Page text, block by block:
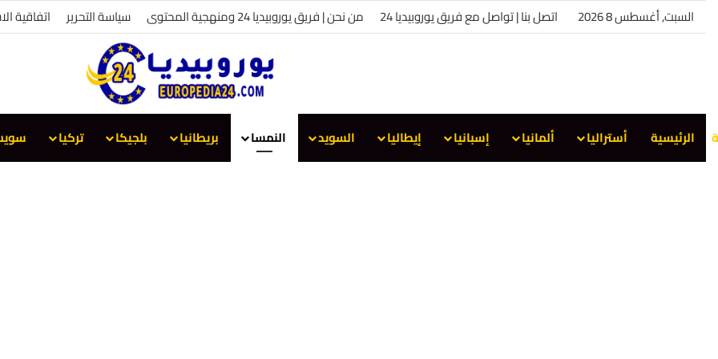
السبت, أغسطس 8 2026 اتصل بنا | تواصل مع فريق يوروبيديا 24 من نحن | فريق يوروبيديا 24 ومنهجية المحتوى سياسة التحرير اتفاقية
الرئيسية أستراليا ألمانيا إسبانيا إيطاليا السويد النمسا بريطانيا بلجيكا تركيا